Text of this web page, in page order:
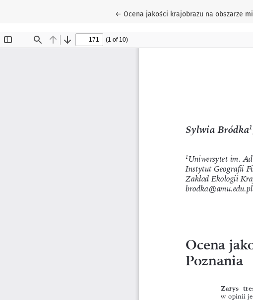
←Wróć do szczegółów artykułu
Ocena jakości krajobrazu na obszarze